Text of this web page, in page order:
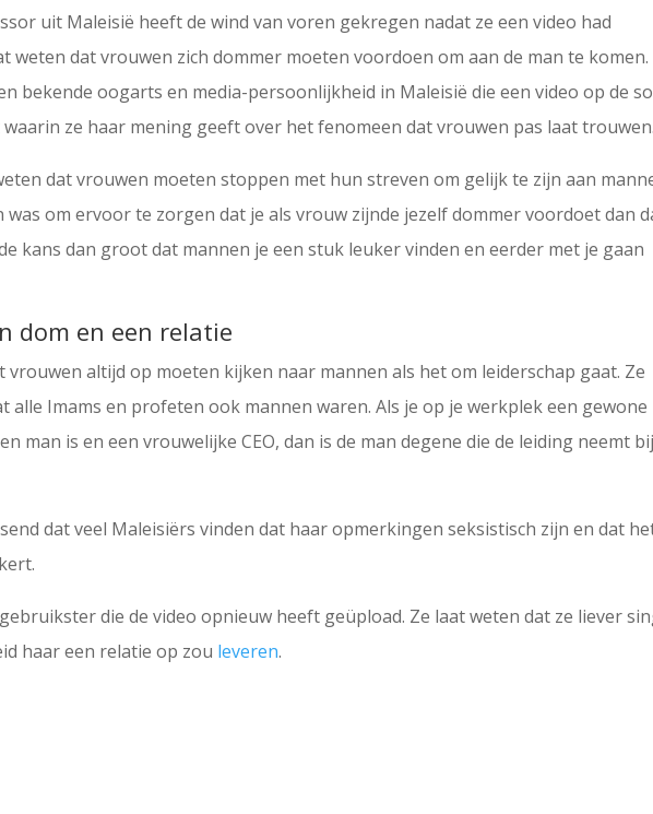
uit Maleisië heeft de wind van voren gekregen nadat ze een video had
weten dat vrouwen zich dommer moeten voordoen om aan de man te komen.
bekende oogarts en media-persoonlijkheid in Maleisië die een video op de
ze haar mening geeft over het fenomeen dat vrouwen pas laat trouwen.
dat vrouwen moeten stoppen met hun streven om gelijk te zijn aan
was om ervoor te zorgen dat je als vrouw zijnde jezelf dommer voordoet dan
kans dan groot dat mannen je een stuk leuker vinden en eerder met je gaan
dom en een relatie
vrouwen altijd op moeten kijken naar mannen als het om leiderschap gaat. Ze
alle Imams en profeten ook mannen waren. Als je op je werkplek een gewone
man is en een vrouwelijke CEO, dan is de man degene die de leiding neemt bij
dat veel Maleisiërs vinden dat haar opmerkingen seksistisch zijn en dat
die de video opnieuw heeft geüpload. Ze laat weten dat ze liever
haar een relatie op zou leveren.